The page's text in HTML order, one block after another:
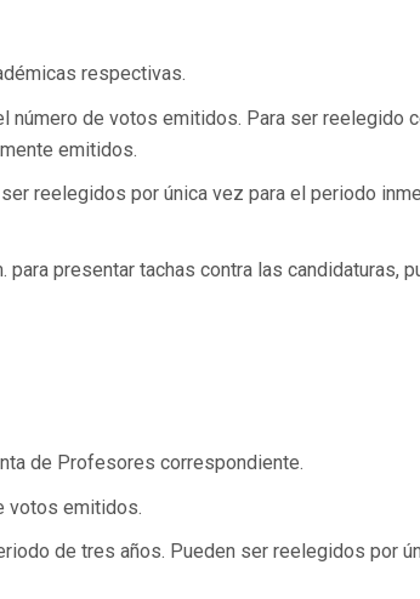
respectivas.
número de votos emitidos. Para ser reelegido
emitidos.
reelegidos por única vez para el periodo
presentar tachas contra las candidaturas,
de Profesores correspondiente.
votos emitidos.
de tres años. Pueden ser reelegidos por